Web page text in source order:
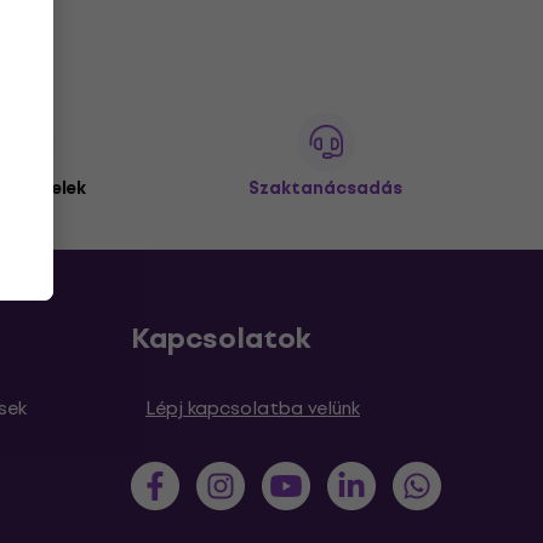
ügyfelek Szaktanácsadás
Kapcsolatok
Lépj kapcsolatba velünk